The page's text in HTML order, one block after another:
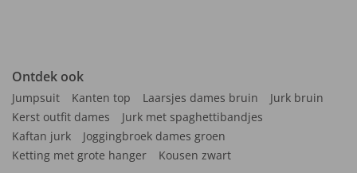
Ontdek ook
Jumpsuit Kanten top Laarsjes dames bruin
Jurk bruin
Kerst outfit dames
Jurk met spaghettibandjes
Kaftan jurk
Joggingbroek dames groen
Ketting met grote hanger
Kousen zwart